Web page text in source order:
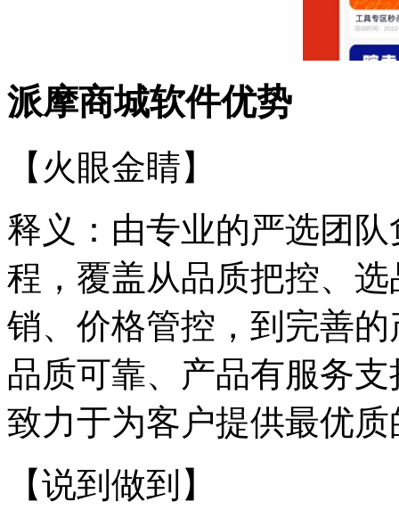
派摩商城软件优势
【火眼金睛】
释义：由专业的严选团
程，覆盖从品质把控、
销、价格管控，到完善
品质可靠、产品有服务
致力于为客户提供最优
【说到做到】